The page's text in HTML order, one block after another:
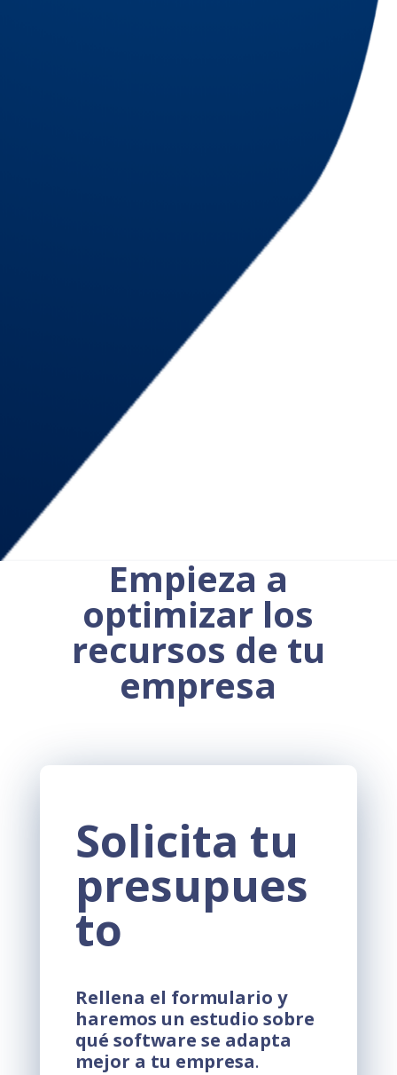
Empieza a
optimizar los
recursos de tu
empresa
Solicita tu
presupues
to
Rellena el formulario y
haremos un estudio sobre
qué software se adapta
mejor a tu empresa.